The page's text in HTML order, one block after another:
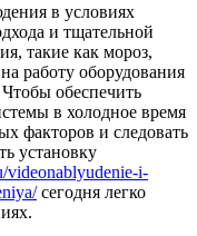
в условиях
и тщательной
такие как мороз,
работу оборудования
обеспечить
в холодное время
факторов и следовать
установку
videonablyudenie-i-
сегодня легко